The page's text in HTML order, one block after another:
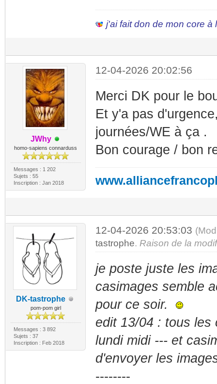
j'ai fait don de mon core à
JWhy
homo-sapiens connarduss
Messages : 1 202
Sujets : 55
Inscription : Jan 2018
12-04-2026 20:02:56
Merci DK pour le
Et y'a pas
journées/WE à ça .
Bon courage / bon
DK-tastrophe
pom-pom girl
Messages : 3 892
Sujets : 37
Inscription : Feb 2018
12-04-2026 20:53:03
tastrophe. Raison de la
je poste juste les
casimages semble
pour ce soir.
edit 13/04 : tous les
lundi midi --- et
d'envoyer les
--------